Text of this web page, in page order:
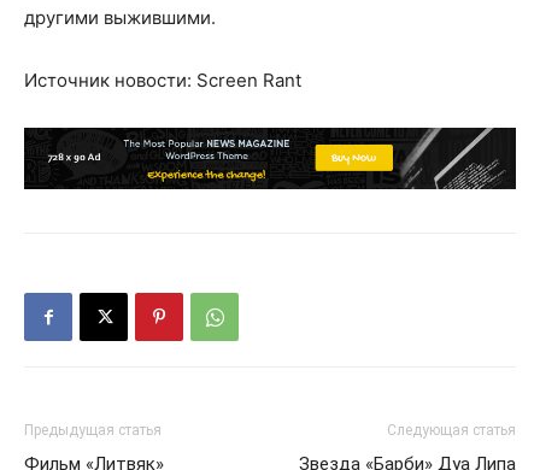
другими выжившими.
Источник новости: Screen Rant
Предыдущая статья
Фильм «Литвяк»
Следующая статья
Звезда «Барби» Дуа Липа